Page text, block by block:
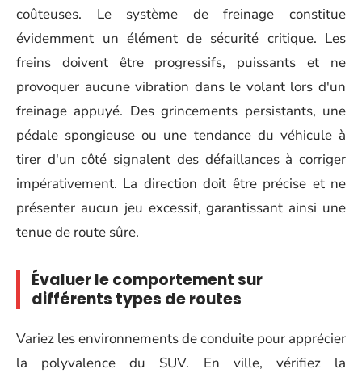
coûteuses. Le système de freinage constitue
évidemment un élément de sécurité critique. Les
freins doivent être progressifs, puissants et ne
provoquer aucune vibration dans le volant lors d'un
freinage appuyé. Des grincements persistants, une
pédale spongieuse ou une tendance du véhicule à
tirer d'un côté signalent des défaillances à corriger
impérativement. La direction doit être précise et ne
présenter aucun jeu excessif, garantissant ainsi une
tenue de route sûre.
Évaluer le comportement sur
différents types de routes
Variez les environnements de conduite pour apprécier
la polyvalence du SUV. En ville, vérifiez la